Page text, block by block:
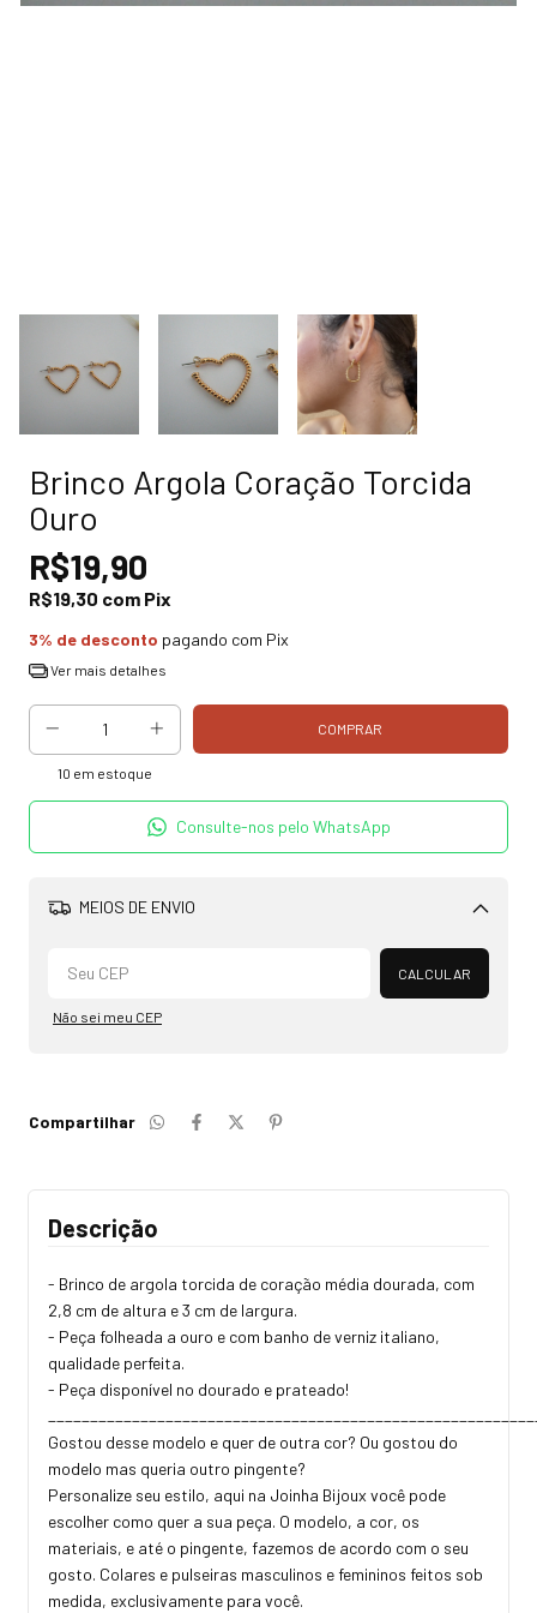
Brinco Argola Coração Torcida
Ouro
R$19,90
R$19,30 com Pix
3% de desconto pagando com Pix
Ver mais detalhes
10 em estoque
Consulte-nos pelo WhatsApp
MEIOS DE ENVIO
Alterar CEP
CALCULAR
Não sei meu CEP
Compartilhar
Descrição
- Brinco de argola torcida de coração média dourada, com
2,8 cm de altura e 3 cm de largura.
- Peça folheada a ouro e com banho de verniz italiano,
qualidade perfeita.
- Peça disponível no dourado e prateado!
Gostou desse modelo e quer de outra cor? Ou gostou do
modelo mas queria outro pingente?
Personalize seu estilo, aqui na Joinha Bijoux você pode
escolher como quer a sua peça. O modelo, a cor, os
materiais, e até o pingente, fazemos de acordo com o seu
gosto. Colares e pulseiras masculinos e femininos feitos sob
medida, exclusivamente para você.